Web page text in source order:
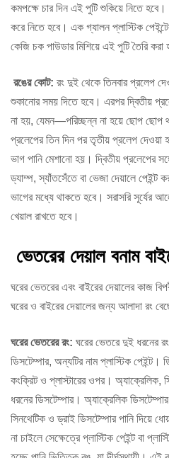
কমপক্ষেচার দিন এই পুটি শুকিয়ে নিতে হবে।
করে নিতে হবে। এক গ্যালন প্লাস্টিক
কেজি চক পাউডার মিশিয়ে এই পুটি তৈরি করা
রঙের কোট: রং দুই থেকে তিনবার প্রলেপ
শুকানোর সময় দিতে হবে। এরপর দ্বিতীয়
না হয়, যেমন—পরিচ্ছন্ন না হয়ে ছোপ ছোপ
প্রলেপের তিন দিন পর তৃতীয় প্রলেপ দেওয়া
ভাগ পানি মেশানো হয়। দ্বিতীয় প্রলেপের
ড্যাম্প, স্যাঁতসেঁতে বা ভেজা দেয়ালে পেইন্ট
ভাগের মধ্যে থাকতে হবে। সরাসরি সূর্যের
খেয়াল রাখতে হবে।
ভেতরের দেয়াল বনাম
ঘরের ভেতরের এবং বাইরের দেয়ালের কাজ
ঘরের ও বাইরের দেয়ালের জন্য আলাদা রং
ঘরের ভেতরের রং: ঘরের ভেতরে দুই ধরনের
ডিসটেম্পার, অন্যটির নাম প্লাস্টিক পেইন্ট।
কংক্রিট ও প্লাস্টারের ওপর। অ্যাক্রেলিক,
ধরনের ডিসটেম্পার। অ্যাক্রেলিক
সিনথেটিক ও ড্রাই ডিসটেম্পার পানি দিয়ে
না চাইলে সেক্ষেত্রে প্লাস্টিক পেইন্ট বা